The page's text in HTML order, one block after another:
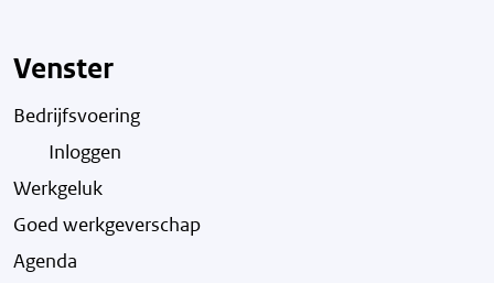
Venster
Bedrijfsvoering
Inloggen
Werkgeluk
Goed werkgeverschap
Agenda